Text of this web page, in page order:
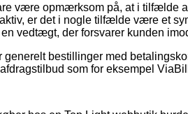
være opmærksom på, at i tilfælde
er det i nogle tilfælde være et
en vedtægt, der forsvarer kunden
generelt bestillinger med
som for eksempel